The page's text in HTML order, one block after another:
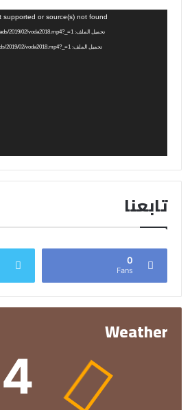
supported or source(s) not found
تحميل الملف: https://7areer.com/wp-content/uploads/2019/02/voda2018.mp4?_=1
تحميل الملف: http://7areer.com/wp-content/uploads/2019/02/voda2018.mp4?_=1
تابعنا
0
Fans
Weather